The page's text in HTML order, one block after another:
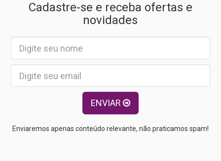
Cadastre-se e receba ofertas e
novidades
ENVIAR
Enviaremos apenas conteúdo relevante, não praticamos spam!